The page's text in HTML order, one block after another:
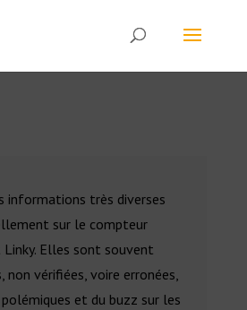
informations très diverses
sur le compteur
Elles sont souvent
non vérifiées, voire erronées,
polémiques et du buzz sur les